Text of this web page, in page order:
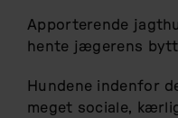
Apporterende
hente jægerens
Hundene indenfor
meget sociale,